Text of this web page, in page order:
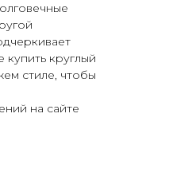
круглый
стиле, чтобы
на сайте